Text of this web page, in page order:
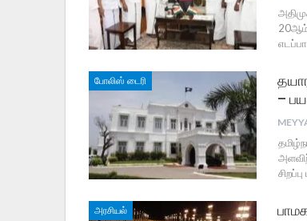
20ஆம்
போலிஸ் டைரி
–
அரசியல்